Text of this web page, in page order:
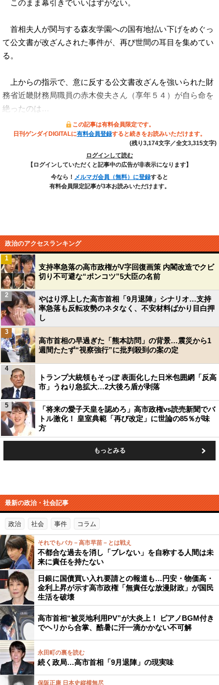
このまま幕引きでいいはずがない。
首相夫人が関与する森友学園への国有地払い下げをめぐっ
て公文書が改ざんされた事件が、再び世間の耳目を集めてい
る。
上からの指示で、意に反する公文書改ざんを強いられた財
務省近畿財務局職員の赤木俊夫さん（享年５４）が自ら命を
絶ったのは…
この記事は有料会員限定です。
日刊ゲンダイDIGITALに有料会員登録すると続きをお読みいただけます。
(残り3,174文字／全文3,315文字)
ログインして読む
【ログインしていただくと記事中の広告が非表示になります】
今なら！ メルマガ会員（無料）に登録すると
有料会員限定記事が3本お読みいただけます。
政治のアクセスランキング
支持率急落の高市政権がV字回復画策 内閣改造でクビ
切り不可避な“ポンコツ”5大臣の名前
1
やはり浮上した高市首相「9月退陣」シナリオ…支持
率急落も反転攻勢のネタなく、不安材料ばかり目白押
し
2
高市首相の早過ぎた「熊本訪問」の背景…震災から1
週間たたず“視察強行”に批判殺到の案の定
3
トランプ大統領もそっぽ 表面化した日米包囲網「反高
市」うねり急拡大…2大後ろ盾が剥落
4
「将来の愛子天皇を認めろ」高市政権vs読売新聞でバ
トル激化！ 皇室典範「再び改定」に世論の85％が味
方
5
もっとみる
最新の政治・社会記事
政治 社会 事件 コラム
それでもバカ－高市早苗－とは戦え
不都合な過去を消し「ブレない」を自称する人間は未
来に責任を持たない
日銀に国債買い入れ要請との報道も…円安・物価高・
金利上昇が示す高市政権「無責任な放漫財政」が国民
生活を破壊
高市首相“被災地利用PV”が大炎上！ ピアノBGM付き
でヘリから合掌、酷暑に汗一滴かかない不可解
永田町の裏を読む
続く政局…高市首相「9月退陣」の現実味
保阪正康 日本史縦横無尽